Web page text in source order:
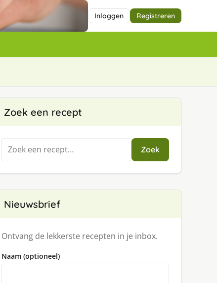
Inloggen Registreren
Zoek een recept
Zoeken
naar:
Zoek
Nieuwsbrief
Ontvang de lekkerste recepten in je inbox.
Naam (optioneel)